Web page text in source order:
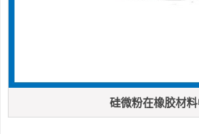
硅微粉在橡胶材